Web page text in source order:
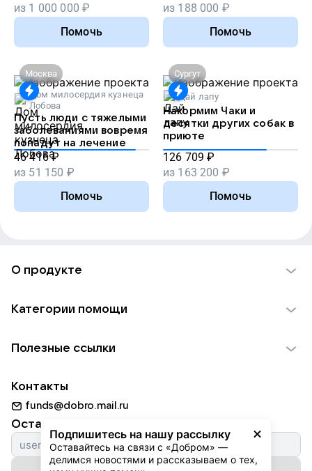
из 1 000 000 ₽
Помочь
из 188 000 ₽
Помочь
Москва
Дом милосердия кузнеца
Лобова
Пусть люди с тяжелыми
заболеваниями вовремя
попадут на лечение
46 416 ₽
из 51 150 ₽
Помочь
Сургут
Дай лапу
Накормим Чаки и
десятки других собак в
приюте
126 709 ₽
из 163 200 ₽
Помочь
Подпишитесь на нашу рассылку
Оставайтесь на связи с «Добром» —
делимся новостями и рассказываем о тех,
О продукте
Использование материалов
Для НКО
Партнерам
Категории помощи
Пожилым
Животным
Природе
Культуре
Полезные ссылки
Добрый день
Истории
Автоплатежи
Контакты
funds@dobro.mail.ru
Оставайтесь с нами